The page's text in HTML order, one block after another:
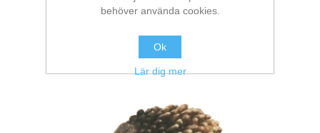
behöver använda cookies.
Ok
Lär dig mer